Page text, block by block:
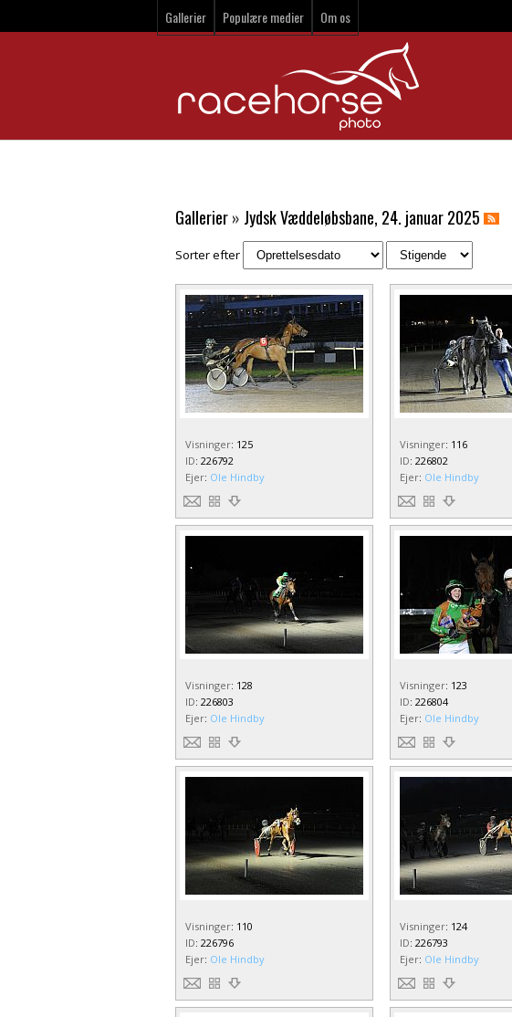
Gallerier Populære medier Om os
Gallerier» Jydsk Væddeløbsbane, 24. januar 2025
Sorter efter
Visninger: 125
ID: 226792
Ejer: Ole Hindby
Visninger: 116
ID: 226802
Ejer: Ole Hindby
Visninger: 128
ID: 226803
Ejer: Ole Hindby
Visninger: 123
ID: 226804
Ejer: Ole Hindby
Visninger: 110
ID: 226796
Ejer: Ole Hindby
Visninger: 124
ID: 226793
Ejer: Ole Hindby